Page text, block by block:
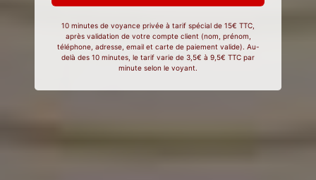
10 minutes de voyance privée à tarif spécial de 15€ TTC,
après validation de votre compte client (nom, prénom,
téléphone, adresse, email et carte de paiement valide). Au-
delà des 10 minutes, le tarif varie de 3,5€ à 9,5€ TTC par
minute selon le voyant.